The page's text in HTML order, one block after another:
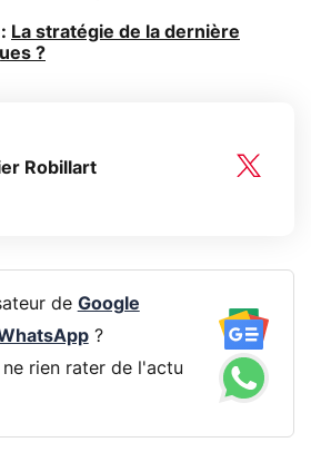
La stratégie de la dernière
?
Robillart
de Google
?
rien rater de l'actu